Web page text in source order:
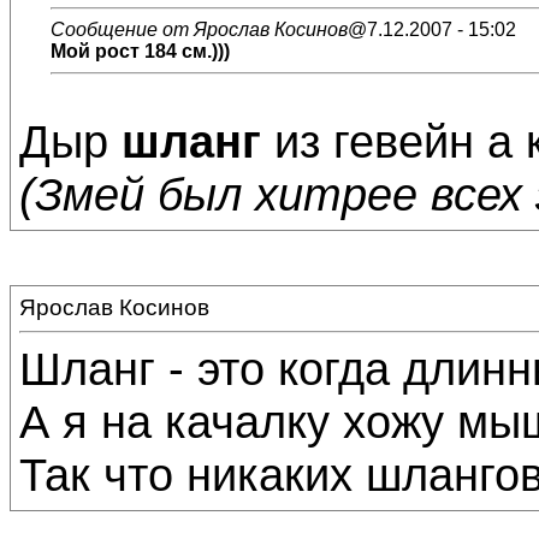
Сообщение от Ярослав Косинов@7.12.2007 - 15:02
Мой рост 184 см.)))
Дыр шланг из гевейн а
(Змей был хитрее
Ярослав Косинов
Шланг - это когда
А я на качалку хожу
Так что никаких